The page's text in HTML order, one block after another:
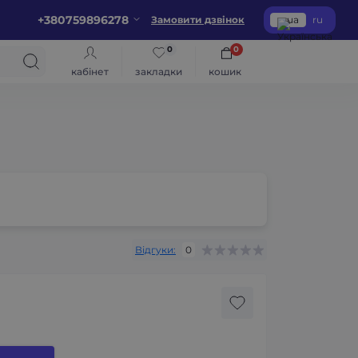
+380759896278 Замовити дзвінок ua ru
кабінет закладки
0
кошик
0
Відгуки: 0